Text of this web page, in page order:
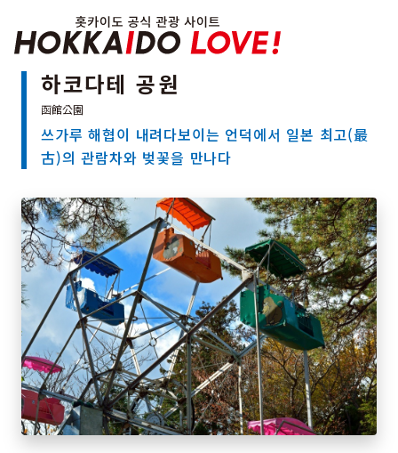
특집
관광지
온천
추천코스
지역 가이드
음식문화
예약
교통
홋카이도 둘러보기
여행 테마로 검색
빗속에서 만끽
7개의 국립공원
절경을 만나는 여행
기초지식
하코다테 공원
쓰가루 해협이 내려다보이는 언덕에서 일본 최고(最
古)의 관람차와 벚꽃을 만나다